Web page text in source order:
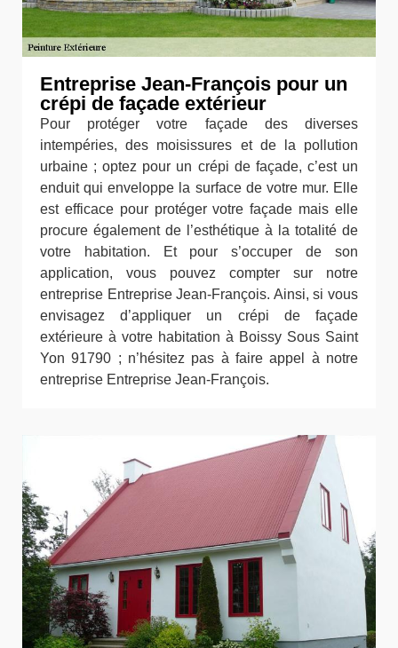
Entreprise Jean-François pour un
crépi de façade extérieur
Pour protéger votre façade des diverses
intempéries, des moisissures et de la pollution
urbaine ; optez pour un crépi de façade, c’est un
enduit qui enveloppe la surface de votre mur. Elle
est efficace pour protéger votre façade mais elle
procure également de l’esthétique à la totalité de
votre habitation. Et pour s’occuper de son
application, vous pouvez compter sur notre
entreprise Entreprise Jean-François. Ainsi, si vous
envisagez d’appliquer un crépi de façade
extérieure à votre habitation à Boissy Sous Saint
Yon 91790 ; n’hésitez pas à faire appel à notre
entreprise Entreprise Jean-François.